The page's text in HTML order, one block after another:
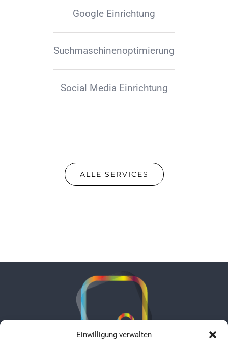
Einwilligung verwalten
Google Einrichtung
Suchmaschinenoptimierung
Social Media Einrichtung
ALLE SERVICES